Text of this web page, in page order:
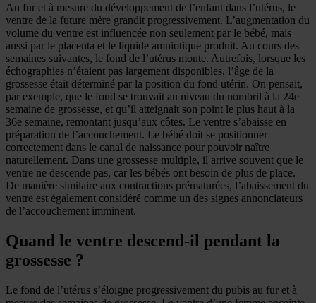
Au fur et à mesure du développement de l’enfant dans l’utérus, le
ventre de la future mère grandit progressivement. L’augmentation du
volume du ventre est influencée non seulement par le bébé, mais
aussi par le placenta et le liquide amniotique produit. Au cours des
semaines suivantes, le fond de l’utérus monte. Autrefois, lorsque les
échographies n’étaient pas largement disponibles, l’âge de la
grossesse était déterminé par la position du fond utérin. On pensait,
par exemple, que le fond se trouvait au niveau du nombril à la 24e
semaine de grossesse, et qu’il atteignait son point le plus haut à la
36e semaine, remontant jusqu’aux côtes. Le ventre s’abaisse en
préparation de l’accouchement. Le bébé doit se positionner
correctement dans le canal de naissance pour pouvoir naître
naturellement. Dans une grossesse multiple, il arrive souvent que le
ventre ne descende pas, car les bébés ont besoin de plus de place.
De manière similaire aux contractions prématurées, l’abaissement du
ventre est également considéré comme un des signes annonciateurs
de l’accouchement imminent.
Quand le ventre descend-il pendant la
grossesse ?
Le fond de l’utérus s’éloigne progressivement du pubis au fur et à